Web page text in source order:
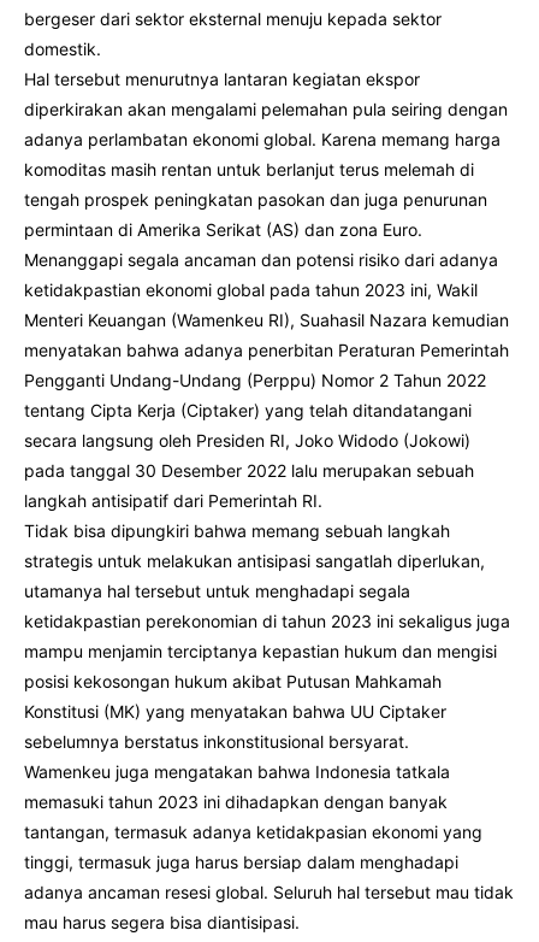
bergeser dari sektor eksternal menuju kepada sektor
domestik.
Hal tersebut menurutnya lantaran kegiatan ekspor
diperkirakan akan mengalami pelemahan pula seiring dengan
adanya perlambatan ekonomi global. Karena memang harga
komoditas masih rentan untuk berlanjut terus melemah di
tengah prospek peningkatan pasokan dan juga penurunan
permintaan di Amerika Serikat (AS) dan zona Euro.
Menanggapi segala ancaman dan potensi risiko dari adanya
ketidakpastian ekonomi global pada tahun 2023 ini, Wakil
Menteri Keuangan (Wamenkeu RI), Suahasil Nazara kemudian
menyatakan bahwa adanya penerbitan Peraturan Pemerintah
Pengganti Undang-Undang (Perppu) Nomor 2 Tahun 2022
tentang Cipta Kerja (Ciptaker) yang telah ditandatangani
secara langsung oleh Presiden RI, Joko Widodo (Jokowi)
pada tanggal 30 Desember 2022 lalu merupakan sebuah
langkah antisipatif dari Pemerintah RI.
Tidak bisa dipungkiri bahwa memang sebuah langkah
strategis untuk melakukan antisipasi sangatlah diperlukan,
utamanya hal tersebut untuk menghadapi segala
ketidakpastian perekonomian di tahun 2023 ini sekaligus juga
mampu menjamin terciptanya kepastian hukum dan mengisi
posisi kekosongan hukum akibat Putusan Mahkamah
Konstitusi (MK) yang menyatakan bahwa UU Ciptaker
sebelumnya berstatus inkonstitusional bersyarat.
Wamenkeu juga mengatakan bahwa Indonesia tatkala
memasuki tahun 2023 ini dihadapkan dengan banyak
tantangan, termasuk adanya ketidakpasian ekonomi yang
tinggi, termasuk juga harus bersiap dalam menghadapi
adanya ancaman resesi global. Seluruh hal tersebut mau tidak
mau harus segera bisa diantisipasi.